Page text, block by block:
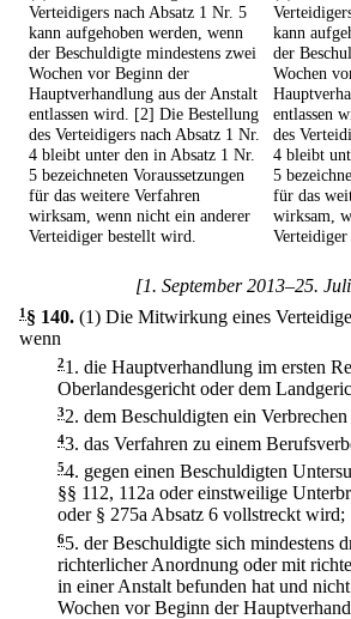
Verteidigers nach Absatz 1 Nr. 5
kann aufgehoben werden, wenn
der Beschuldigte mindestens zwei
Wochen vor Beginn der
Hauptverhandlung aus der Anstalt
entlassen wird. [2] Die Bestellung
des Verteidigers nach Absatz 1 Nr.
4 bleibt unter den in Absatz 1 Nr.
5 bezeichneten Voraussetzungen
für das weitere Verfahren
wirksam, wenn nicht ein anderer
Verteidiger bestellt wird.
kann
der
Wochen
entlassen
des
4 bleibt
5
für das
wirksam,
[1. September 2013–25.
1§ 140. (1) Die Mitwirkung eines
wenn
21. die Hauptverhandlung im ersten
Oberlandesgericht oder dem
32. dem Beschuldigten ein
43. das Verfahren zu einem
54. gegen einen Beschuldigten
§§ 112, 112a oder einstweilige
oder § 275a Absatz 6 vollstreckt wird;
65. der Beschuldigte sich mindestens
richterlicher Anordnung oder mit
in einer Anstalt befunden hat und
Wochen vor Beginn der